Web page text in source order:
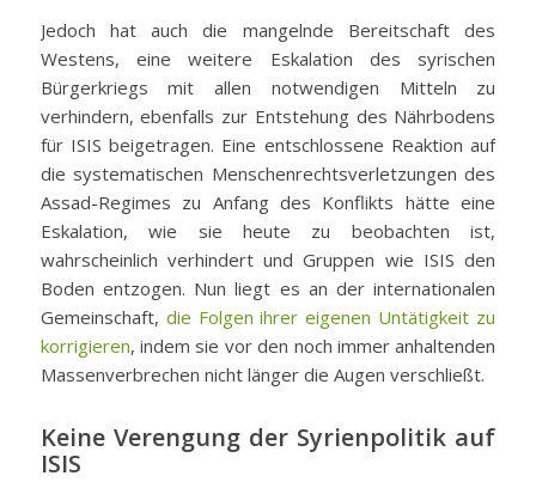
Jedoch hat auch die mangelnde Bereitschaft des
Westens, eine weitere Eskalation des syrischen
Bürgerkriegs mit allen notwendigen Mitteln zu
verhindern, ebenfalls zur Entstehung des Nährbodens
für ISIS beigetragen. Eine entschlossene Reaktion auf
die systematischen Menschenrechtsverletzungen des
Assad-Regimes zu Anfang des Konflikts hätte eine
Eskalation, wie sie heute zu beobachten ist,
wahrscheinlich verhindert und Gruppen wie ISIS den
Boden entzogen. Nun liegt es an der internationalen
Gemeinschaft, die Folgen ihrer eigenen Untätigkeit zu
korrigieren, indem sie vor den noch immer anhaltenden
Massenverbrechen nicht länger die Augen verschließt.
Keine Verengung der Syrienpolitik auf
ISIS